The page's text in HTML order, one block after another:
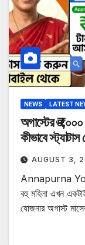
NEWS LATEST
অগাস্টের
কীভাবে
AUGUST 3,
Annapurna
বহু মহিলা এখন
যোজনার অগাস্ট